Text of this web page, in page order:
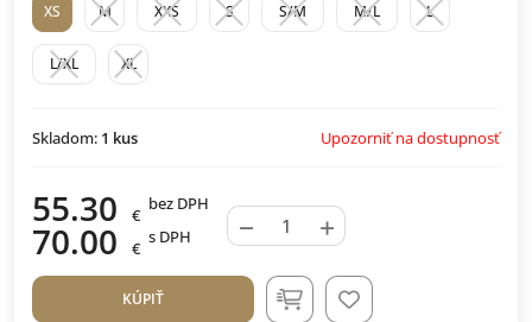
XS M XXS S S/M M/L L
L/XL XL
Skladom: 1 kus Upozorniť na dostupnosť
55.30 €
bez DPH
70.00 €
s DPH − +
KÚPIŤ